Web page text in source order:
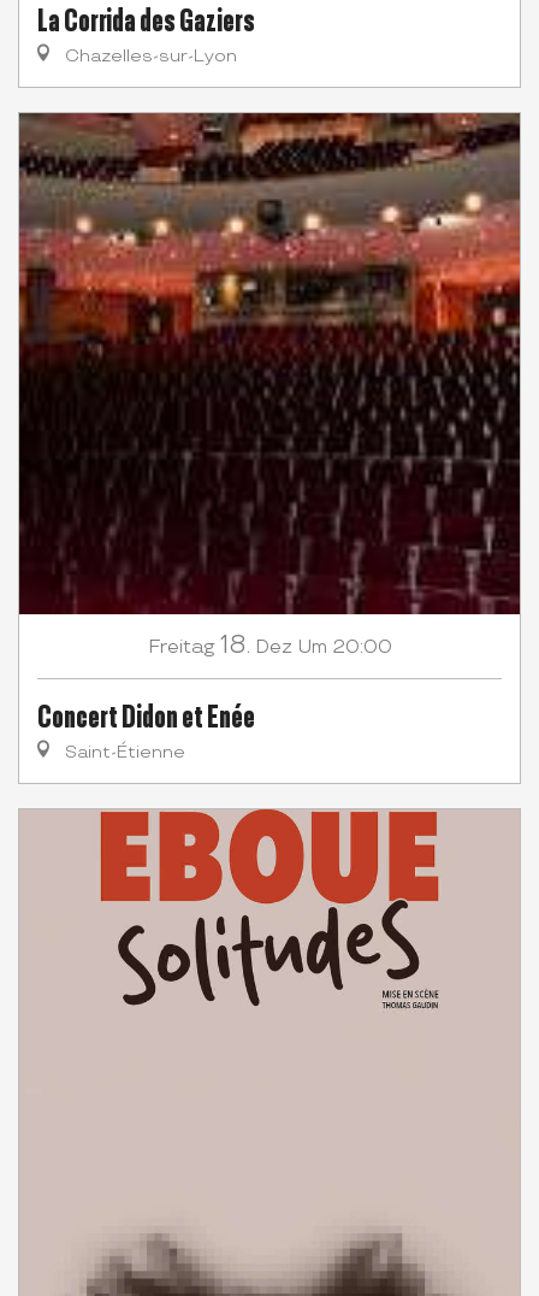
La Corrida des Gaziers
Chazelles-sur-Lyon
Freitag 18. Dez Um 20:00
Concert Didon et Enée
Saint-Étienne